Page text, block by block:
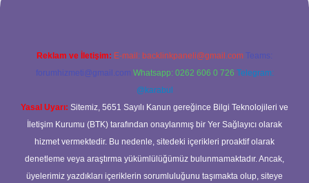
Reklam ve İletişim: E-mail: backlinkpaneli@gmail.com Teams:
forumhizmeti@gmail.com Whatsapp: 0262 606 0 726 Telegram:
@karabul
Yasal Uyarı: Sitemiz, 5651 Sayılı Kanun gereğince Bilgi Teknolojileri ve
İletişim Kurumu (BTK) tarafından onaylanmış bir Yer Sağlayıcı olarak
hizmet vermektedir. Bu nedenle, sitedeki içerikleri proaktif olarak
denetleme veya araştırma yükümlülüğümüz bulunmamaktadır. Ancak,
üyelerimiz yazdıkları içeriklerin sorumluluğunu taşımakta olup, siteye